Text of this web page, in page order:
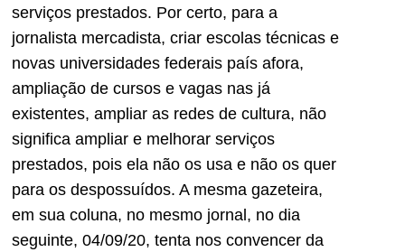
serviços prestados. Por certo, para a
jornalista mercadista, criar escolas técnicas e
novas universidades federais país afora,
ampliação de cursos e vagas nas já
existentes, ampliar as redes de cultura, não
significa ampliar e melhorar serviços
prestados, pois ela não os usa e não os quer
para os despossuídos. A mesma gazeteira,
em sua coluna, no mesmo jornal, no dia
seguinte, 04/09/20, tenta nos convencer da